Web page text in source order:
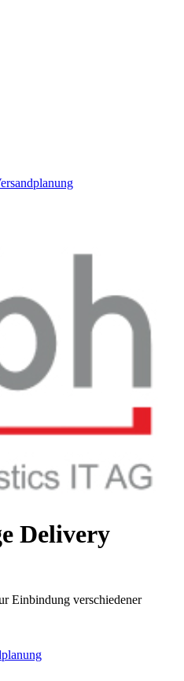
Delivery
Einbindung verschiedener